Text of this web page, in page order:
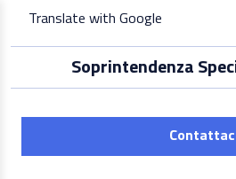
content
Translate with Google
Soprintendenza